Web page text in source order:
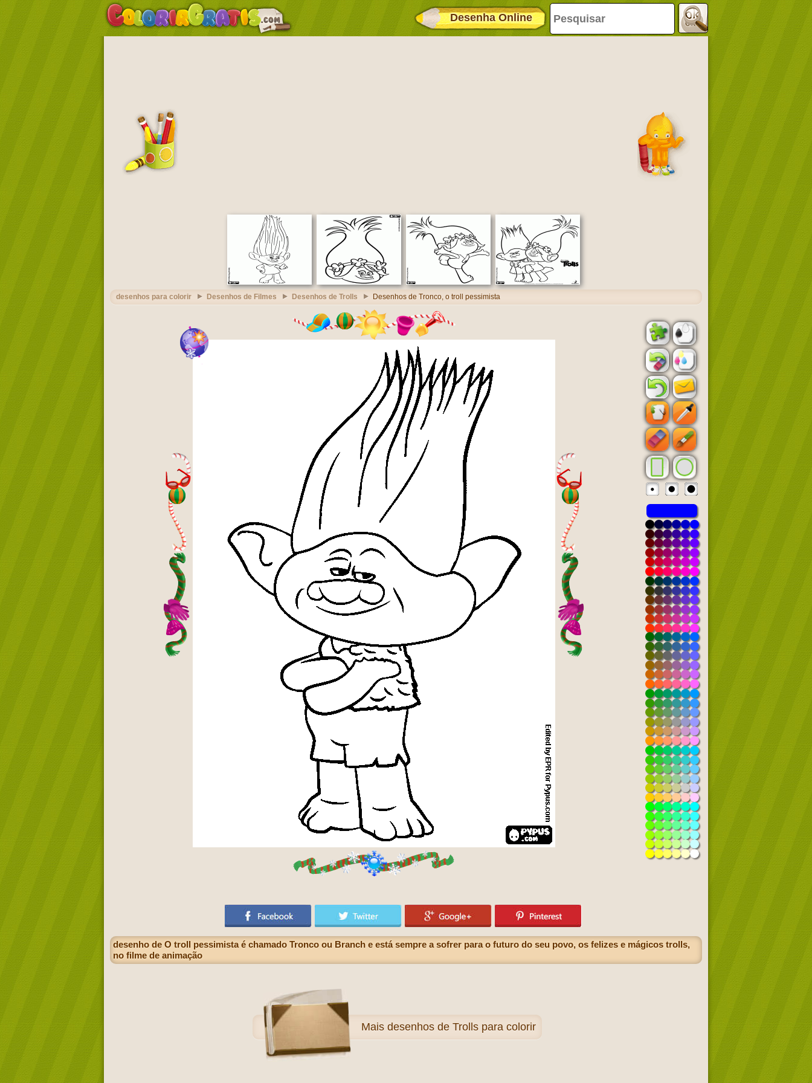
Desenha Online
desenhos para colorir Desenhos de Filmes Desenhos de Trolls Desenhos de Tronco, o troll pessimista
desenho de O troll pessimista é chamado Tronco ou Branch e está sempre a sofrer para o futuro do seu povo, os felizes e mágicos trolls,
no filme de animação
Mais desenhos de Trolls para colorir